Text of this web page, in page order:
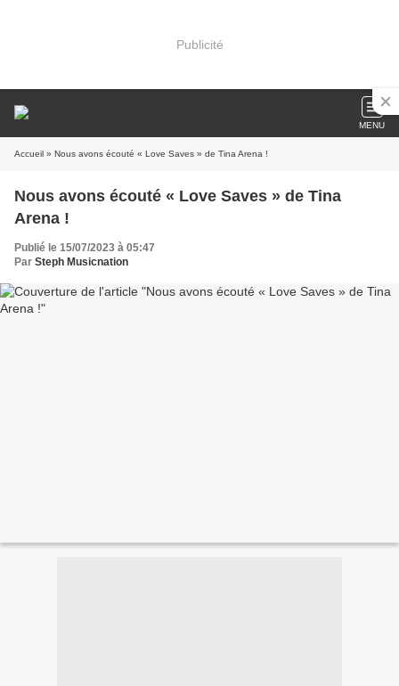
Publicité
MENU
Accueil » Nous avons écouté « Love Saves » de Tina Arena !
Nous avons écouté « Love Saves » de Tina
Arena !
Publié le 15/07/2023 à 05:47
Par Steph Musicnation